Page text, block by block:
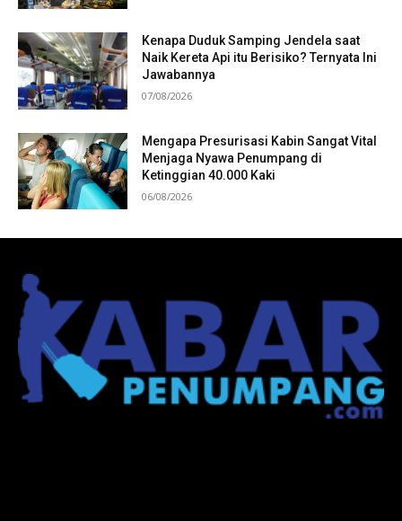
Kenapa Duduk Samping Jendela saat
Naik Kereta Api itu Berisiko? Ternyata Ini
Jawabannya
07/08/2026
Mengapa Presurisasi Kabin Sangat Vital
Menjaga Nyawa Penumpang di
Ketinggian 40.000 Kaki
06/08/2026